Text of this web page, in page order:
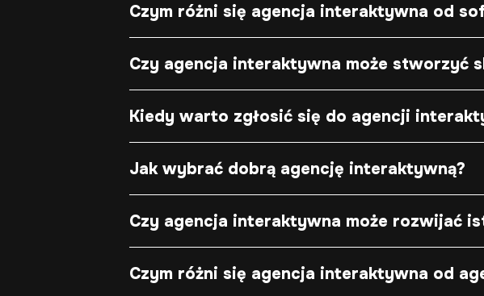
Czym różni się agencja interaktywna od
Czy agencja interaktywna może stworzyć
Kiedy warto zgłosić się do agencji
Jak wybrać dobrą agencję interaktywną?
Czy agencja interaktywna może rozwijać
Czym różni się agencja interaktywna od